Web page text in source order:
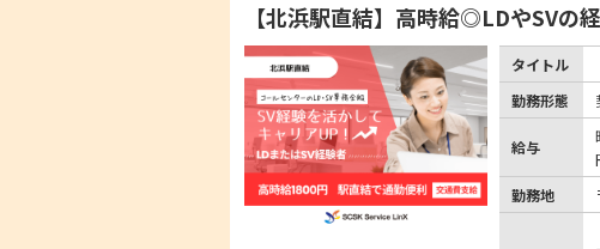
【北浜駅直結】高時給◎LDやSVの
タイトル
勤務形態
給与
勤務地